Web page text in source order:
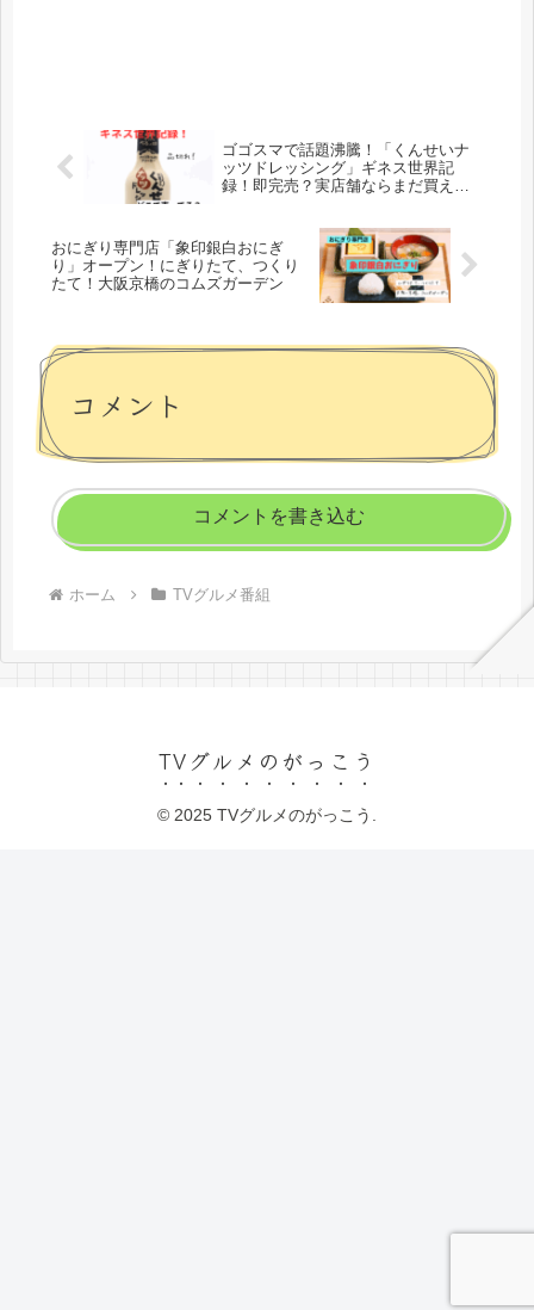
ゴゴスマで話題沸騰！「くんせいナ
ッツドレッシング」ギネス世界記
録！即完売？実店舗ならまだ買え
おにぎり専門店「象印銀白おにぎ
り」オープン！にぎりたて、つくり
たて！大阪京橋のコムズガーデン
コメント
コメントを書き込む
ホーム TVグルメ番組
TVグルメのがっこう
© 2025 TVグルメのがっこう.